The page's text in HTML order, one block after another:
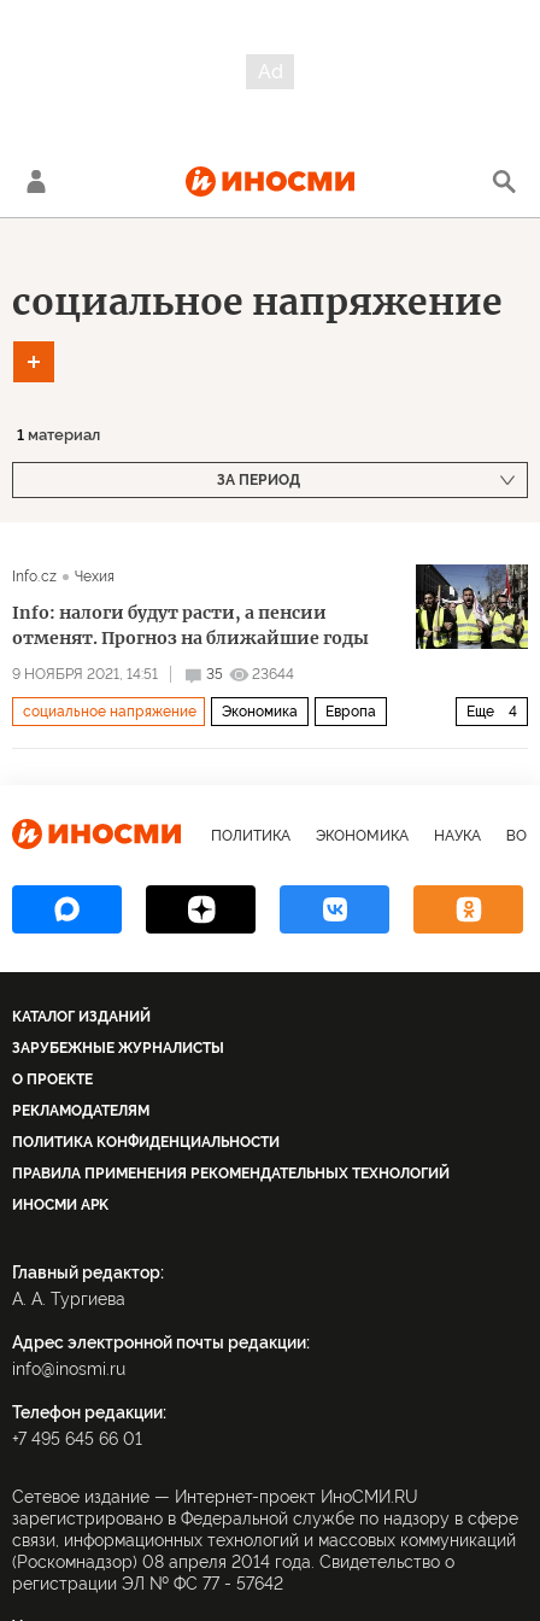
социальное напряжение
1 материал
ЗА ПЕРИОД
Info.cz Чехия
Info: налоги будут расти, а пенсии
отменят. Прогноз на ближайшие годы
9 НОЯБРЯ 2021, 14:51 35 23644
Еще 4
социальное напряжение Экономика Европа
ПОЛИТИКА ЭКОНОМИКА НАУКА
КАТАЛОГ ИЗДАНИЙ
ЗАРУБЕЖНЫЕ ЖУРНАЛИСТЫ
О ПРОЕКТЕ
РЕКЛАМОДАТЕЛЯМ
ПОЛИТИКА КОНФИДЕНЦИАЛЬНОСТИ
ПРАВИЛА ПРИМЕНЕНИЯ РЕКОМЕНДАТЕЛЬНЫХ ТЕХНОЛОГИЙ
ИНОСМИ APK
Главный редактор:
А. А. Тургиева
Адрес электронной почты редакции:
info@inosmi.ru
Телефон редакции:
+7 495 645 66 01
Сетевое издание — Интернет-проект ИноСМИ.RU
зарегистрировано в Федеральной службе по надзору в сфере
связи, информационных технологий и массовых коммуникаций
(Роскомнадзор) 08 апреля 2014 года. Свидетельство о
регистрации ЭЛ № ФС 77 - 57642